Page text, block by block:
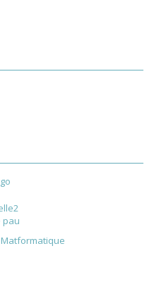
Matformatique